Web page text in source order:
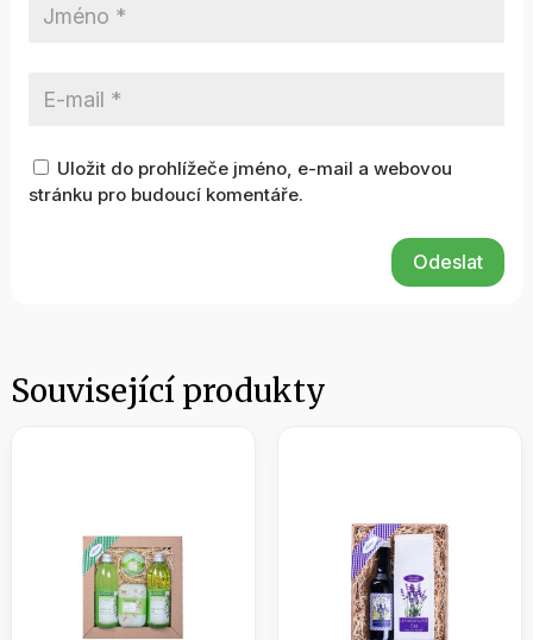
Uložit do prohlížeče jméno, e-mail a webovou
stránku pro budoucí komentáře.
Odeslat
Související produkty